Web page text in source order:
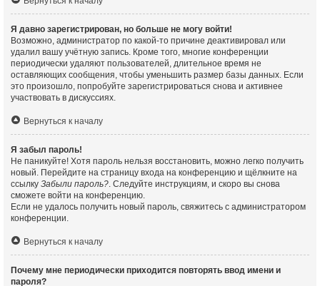
Я давно зарегистрирован, но больше не могу войти!
Возможно, администратор по какой-то причине деактивировал или
удалил вашу учётную запись. Кроме того, многие конференции
периодически удаляют пользователей, длительное время не
оставляющих сообщения, чтобы уменьшить размер базы данных. Если
это произошло, попробуйте зарегистрироваться снова и активнее
участвовать в дискуссиях.
Вернуться к началу
Я забыл пароль!
Не паникуйте! Хотя пароль нельзя восстановить, можно легко получить
новый. Перейдите на страницу входа на конференцию и щёлкните на
ссылку Забыли пароль?. Следуйте инструкциям, и скоро вы снова
сможете войти на конференцию.
Если не удалось получить новый пароль, свяжитесь с администратором
конференции.
Вернуться к началу
Почему мне периодически приходится повторять ввод имени и
пароля?